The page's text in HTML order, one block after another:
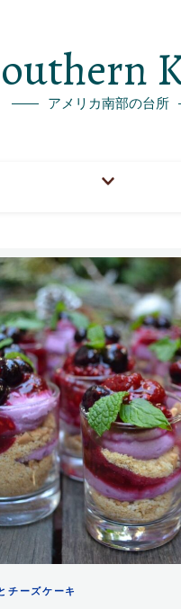
アメリカ南部の台所
チーズケーキ